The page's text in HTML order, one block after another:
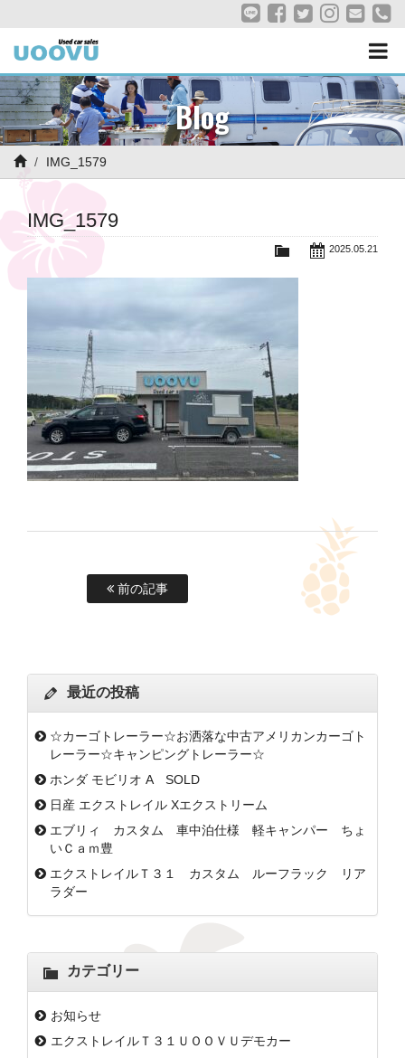
Blog
IMG_1579
IMG_1579
2025.05.21
前の記事
最近の投稿
☆カーゴトレーラー☆お洒落な中古アメリカンカーゴト
レーラー☆キャンピングトレーラー☆
ホンダ モビリオ A SOLD
日産 エクストレイル Xエクストリーム
エブリィ カスタム 車中泊仕様 軽キャンパー ちょ
いＣａｍ豊
エクストレイルＴ３１ カスタム ルーフラック リア
ラダー
カテゴリー
お知らせ
エクストレイルＴ３１ＵＯＯＶＵデモカー